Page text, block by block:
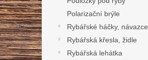
Polarizační brýle
Rybářské háčky, návazce
Rybářská křesla, židle
Rybářská lehátka